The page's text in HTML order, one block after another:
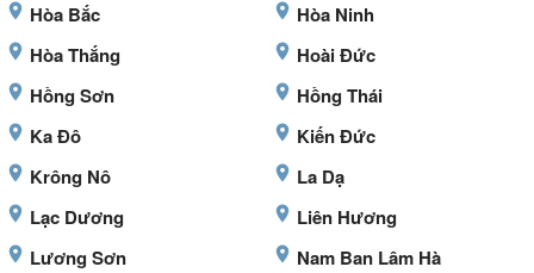
Hòa Bắc
Hòa Ninh
Hòa Thắng
Hoài Đức
Hồng Sơn
Hồng Thái
Ka Đô
Kiến Đức
Krông Nô
La Dạ
Lạc Dương
Liên Hương
Lương Sơn
Nam Ban Lâm Hà